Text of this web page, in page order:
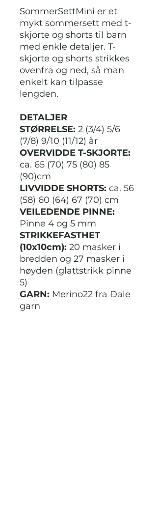
SommerSettMini er et
mykt sommersett med t-
skjorte og shorts til barn
med enkle detaljer. T-
skjorte og shorts strikkes
ovenfra og ned, så man
enkelt kan tilpasse
lengden.
DETALJER
STØRRELSE: 2 (3/4) 5/6
(7/8) 9/10 (11/12) år
OVERVIDDE T-SKJORTE:
ca. 65 (70) 75 (80) 85
(90)cm
LIVVIDDE SHORTS: ca. 56
(58) 60 (64) 67 (70) cm
VEILEDENDE PINNE:
Pinne 4 og 5 mm
STRIKKEFASTHET
(10x10cm): 20 masker i
bredden og 27 masker i
høyden (glattstrikk pinne
5)
GARN: Merino22 fra Dale
garn